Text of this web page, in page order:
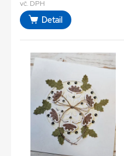
vč. DPH
Detail